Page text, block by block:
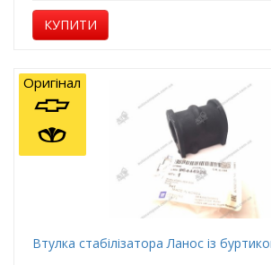
КУПИТИ
Втулка стабілізатора Ланос із
Оригінал